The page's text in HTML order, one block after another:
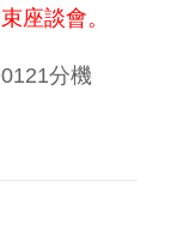
座談會。
分機